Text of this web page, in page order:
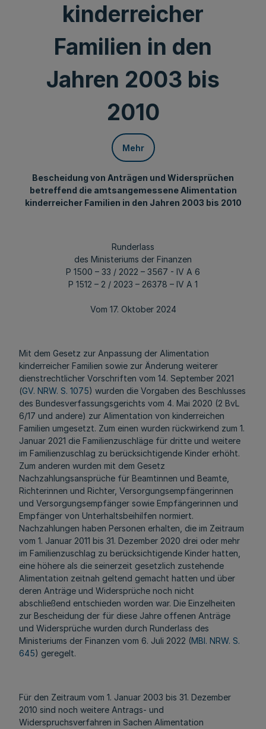
kinderreicher
Familien in den
Jahren 2003 bis
2010
Mehr
Bescheidung von Anträgen und Widersprüchen
betreffend die amtsangemessene Alimentation
kinderreicher Familien in den Jahren 2003 bis 2010
Runderlass
des Ministeriums der Finanzen
P 1500 – 33 / 2022 – 3567 - IV A 6
P 1512 – 2 / 2023 – 26378 – IV A 1
Vom 17. Oktober 2024
Mit dem Gesetz zur Anpassung der Alimentation
kinderreicher Familien sowie zur Änderung weiterer
dienstrechtlicher Vorschriften vom 14. September 2021
(GV. NRW. S. 1075) wurden die Vorgaben des Beschlusses
des Bundesverfassungsgerichts vom 4. Mai 2020 (2 BvL
6/17 und andere) zur Alimentation von kinderreichen
Familien umgesetzt. Zum einen wurden rückwirkend zum 1.
Januar 2021 die Familienzuschläge für dritte und weitere
im Familienzuschlag zu berücksichtigende Kinder erhöht.
Zum anderen wurden mit dem Gesetz
Nachzahlungsansprüche für Beamtinnen und Beamte,
Richterinnen und Richter, Versorgungsempfängerinnen
und Versorgungsempfänger sowie Empfängerinnen und
Empfänger von Unterhaltsbeihilfen normiert.
Nachzahlungen haben Personen erhalten, die im Zeitraum
vom 1. Januar 2011 bis 31. Dezember 2020 drei oder mehr
im Familienzuschlag zu berücksichtigende Kinder hatten,
eine höhere als die seinerzeit gesetzlich zustehende
Alimentation zeitnah geltend gemacht hatten und über
deren Anträge und Widersprüche noch nicht
abschließend entschieden worden war. Die Einzelheiten
zur Bescheidung der für diese Jahre offenen Anträge
und Widersprüche wurden durch Runderlass des
Ministeriums der Finanzen vom 6. Juli 2022 (MBl. NRW. S.
645) geregelt.
Für den Zeitraum vom 1. Januar 2003 bis 31. Dezember
2010 sind noch weitere Antrags- und
Widerspruchsverfahren in Sachen Alimentation